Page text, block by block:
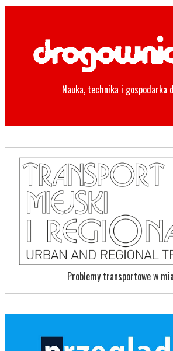
Nauka, technika i gospodarka
Problemy transportowe w